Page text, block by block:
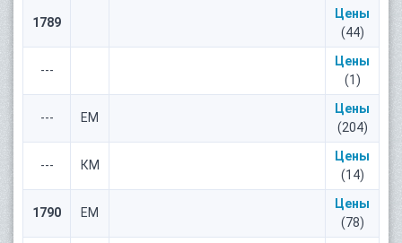
1789
Цены
(44)
---
Цены
(1)
--- ЕМ
Цены
(204)
--- КМ
Цены
(14)
1790 ЕМ
Цены
(78)